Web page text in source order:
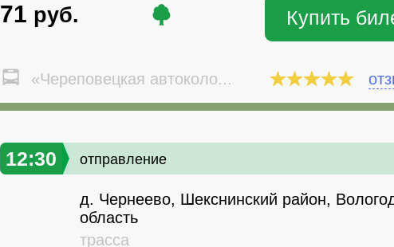
71 руб. Купить
«Череповецкая автоколо...
12:30 отправление
д. Чернеево, Шекснинский район,
область
трасса